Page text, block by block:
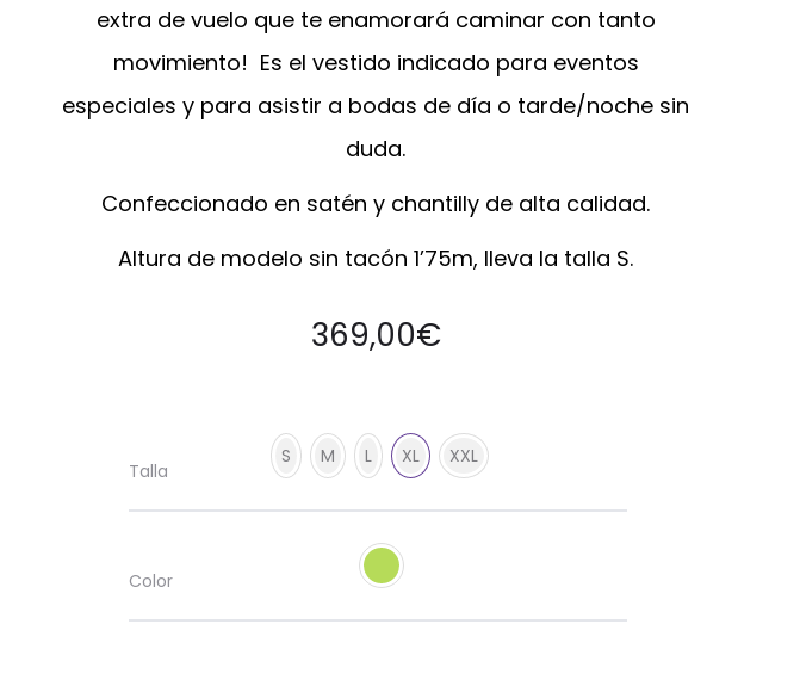
extra de vuelo que te enamorará caminar con tanto
movimiento! Es el vestido indicado para eventos
especiales y para asistir a bodas de día o tarde/noche sin
duda.
Confeccionado en satén y chantilly de alta calidad.
Altura de modelo sin tacón 1’75m, lleva la talla S.
369,00€
Talla
S M L XL XXL
Color